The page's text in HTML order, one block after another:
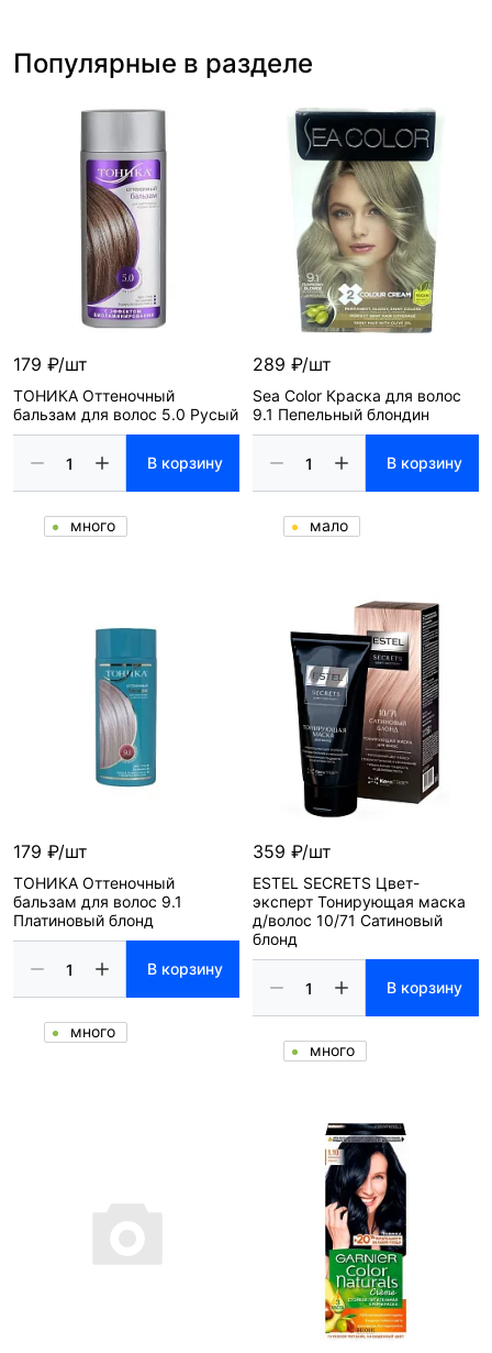
Популярные в разделе
179 ₽/шт
ТОНИКА Оттеночный
бальзам для волос 5.0 Русый
В корзину
много
289 ₽/шт
Sea Color Краска для волос
9.1 Пепельный блондин
В корзину
мало
179 ₽/шт
ТОНИКА Оттеночный
бальзам для волос 9.1
Платиновый блонд
В корзину
много
359 ₽/шт
ESTEL SECRETS Цвет-
эксперт Тонирующая маска
д/волос 10/71 Сатиновый
блонд
В корзину
много